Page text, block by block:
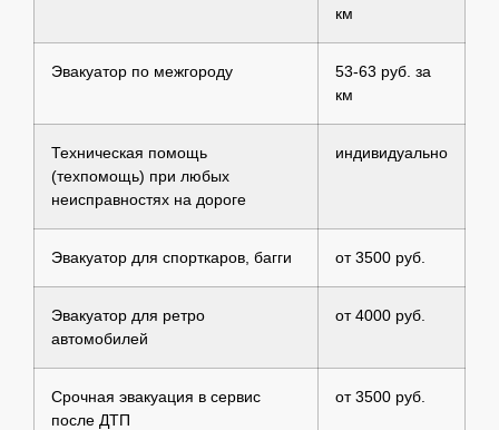
км
Эвакуатор по межгороду
53-63 руб. за
км
Техническая помощь
(техпомощь) при любых
неисправностях на дороге
индивидуально
Эвакуатор для спорткаров, багги от 3500 руб.
Эвакуатор для ретро
автомобилей
от 4000 руб.
Срочная эвакуация в сервис
после ДТП
от 3500 руб.